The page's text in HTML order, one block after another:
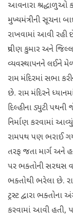
આવનારા શ્રદ્ધાળુઓ
મુખ્યમંત્રીની સૂચના
રાખવામાં આવી રહી
પ્રવીણ કુમાર અને
વ્યવસ્થાપનને લઈને
રામ મંદિરમાં સભા
છે. રામ મંદિરને
દિલ્હીના ડ્યુટી
નિર્માણ કરવામાં
રામપથ પણ ભરાઈ
તરફ જતા માર્ગ અને
પર ભક્તોની સરઘસ
ભક્તોથી ભરેલા છે.
ટ્રસ્ટ દ્વારા ભક્તોના
કરવામાં આવી હતી,